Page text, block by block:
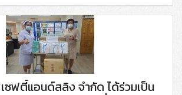
ซฟตี้แอนด์สลิง จำกัด ได้ร่วมเป็น